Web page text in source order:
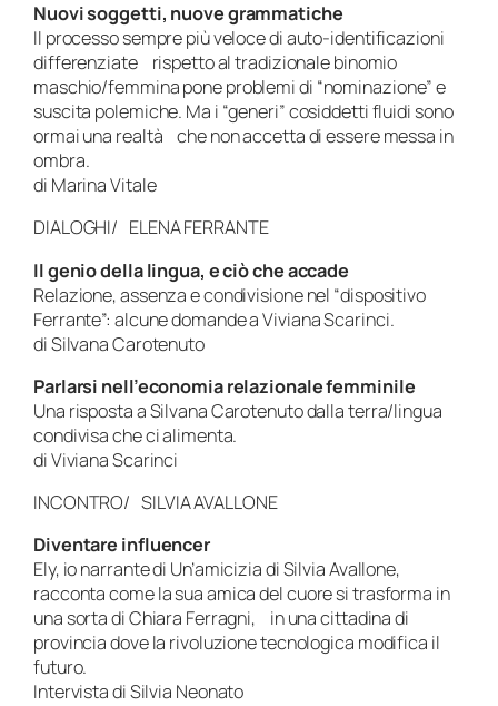
Nuovi soggetti, nuove grammatiche
Il processo sempre più veloce di auto-identificazioni
differenziate rispetto al tradizionale binomio
maschio/femmina pone problemi di “nominazione” e
suscita polemiche. Ma i “generi” cosiddetti fluidi sono
ormai una realtà che non accetta di essere messa in
ombra.
di Marina Vitale
DIALOGHI/ ELENA FERRANTE
Il genio della lingua, e ciò che accade
Relazione, assenza e condivisione nel “dispositivo
Ferrante”: alcune domande a Viviana Scarinci.
di Silvana Carotenuto
Parlarsi nell’economia relazionale femminile
Una risposta a Silvana Carotenuto dalla terra/lingua
condivisa che ci alimenta.
di Viviana Scarinci
INCONTRO/ SILVIA AVALLONE
Diventare influencer
Ely, io narrante di Un’amiciziadi Silvia Avallone,
racconta come la sua amica del cuore si trasforma in
una sorta di Chiara Ferragni, in una cittadina di
provincia dove la rivoluzione tecnologica modifica il
futuro.
Intervista di Silvia Neonato